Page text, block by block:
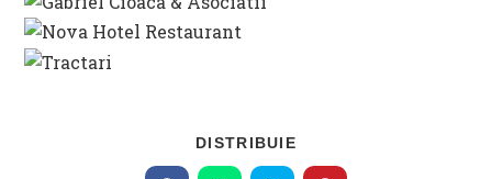
DISTRIBUIE
THIS